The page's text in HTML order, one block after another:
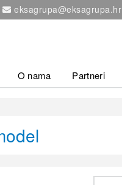
eksagrupa@eksagrupa.hr
O nama Partneri